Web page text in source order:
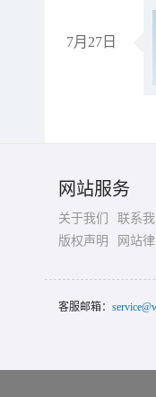
7月27日
网站服务
关于我们 联系我
版权声明
网站
客服邮箱：